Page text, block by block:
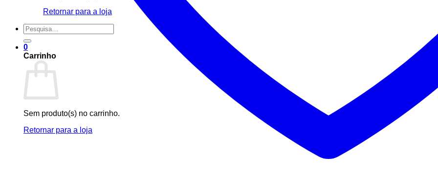
Retornar para a loja
Pesquisar
por:
0
Carrinho
Sem produto(s) no carrinho.
Retornar para a loja